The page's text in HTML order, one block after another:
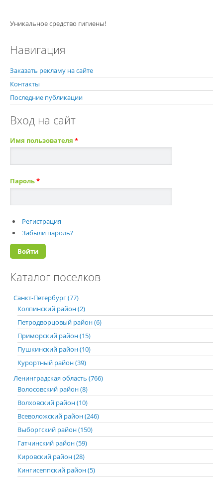
Уникальное средство гигиены!
Навигация
Заказать рекламу на сайте
Контакты
Последние публикации
Вход на сайт
Имя пользователя *
Пароль*
Регистрация
Забыли пароль?
Каталог поселков
Санкт-Петербург (77)
Колпинский район (2)
Петродворцовый район (6)
Приморский район (15)
Пушкинский район (10)
Курортный район (39)
Ленинградская область (766)
Волосовский район (8)
Волховский район (10)
Всеволожский район (246)
Выборгский район (150)
Гатчинский район (59)
Кировский район (28)
Кингисеппский район (5)